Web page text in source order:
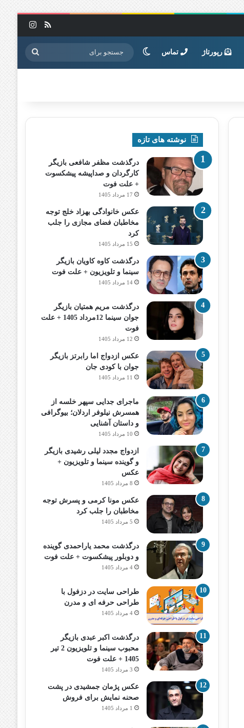
خوراک
رپورتاژ تماس تغییر پوسته جستجو
برای
نوشته های تازه
درگذشت مظفر شافعی بازیگر
کارگردان و صداپیشه پیشکسوت
+ علت فوت
17 مرداد 1405
عکس خانوادگی بهزاد خلج توجه
مخاطبان فضای مجازی را جلب
کرد
15 مرداد 1405
درگذشت کاوه کاویان بازیگر
سینما و تلویزیون + علت فوت
14 مرداد 1405
درگذشت مریم همتیان بازیگر
جوان سینما 12مرداد 1405 + علت
فوت
12 مرداد 1405
عکس ازدواج اما رابرتز بازیگر
جوان با کودی جان
11 مرداد 1405
ماجرای جدایی سپهر خلسه از
همسرش نیلوفر اردلان؛ بیوگرافی
و داستان آشنایی
10 مرداد 1405
ازدواج مجدد لیلی رشیدی بازیگر
و گوینده سینما و تلویزیون +
عکس
8 مرداد 1405
عکس مونا کرمی و پسرش توجه
مخاطبان را جلب کرد
5 مرداد 1405
درگذشت محمد یاراحمدی گوینده
و دوبلور پیشکسوت + علت فوت
4 مرداد 1405
طراحی سایت در دزفول با
طراحی حرفه‌ ای و مدرن
4 مرداد 1405
درگذشت اکبر عبدی بازیگر
محبوب سینما و تلویزیون 2 تیر
1405 + علت فوت
3 مرداد 1405
عکس پژمان جمشیدی در پشت
صحنه نمایش برای فروش
1 مرداد 1405